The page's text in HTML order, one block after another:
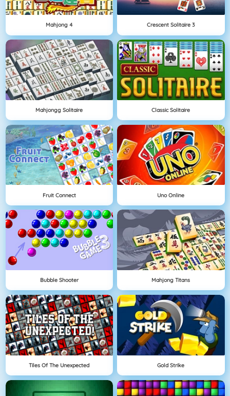
Mahjong 4 Crescent Solitaire 3
Mahjongg Solitaire Classic Solitaire
Fruit Connect Uno Online
Bubble Shooter Mahjong Titans
Tiles Of The Unexpected Gold Strike